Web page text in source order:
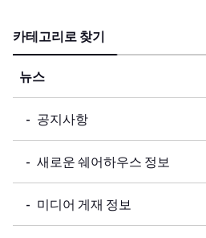
카테고리로 찾기
뉴스
공지사항
새로운 쉐어하우스 정보
미디어 게재 정보